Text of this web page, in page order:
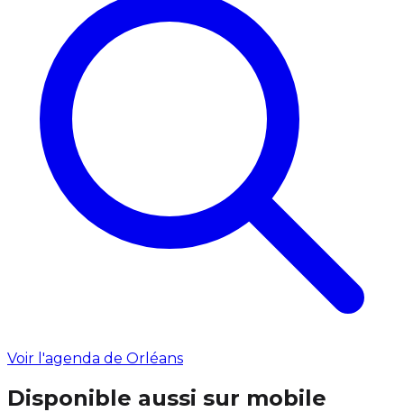
Voir l'agenda de Orléans
Disponible aussi sur mobile